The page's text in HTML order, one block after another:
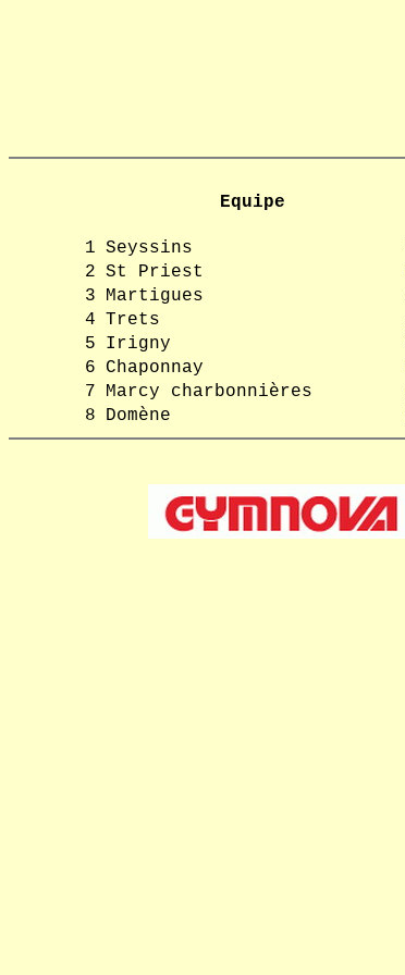
Equipe
1 Seyssins
2 St Priest
3
Martigues
4 Trets
5
Irigny
6 Chaponnay
7
Marcy charbonnières
8
Domène